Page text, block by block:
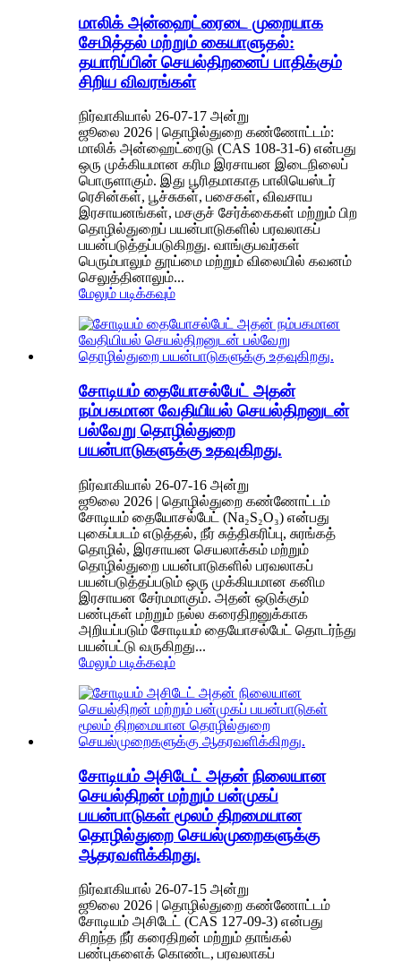
மாலிக் அன்ஹைட்ரைடை முறையாக
சேமித்தல் மற்றும் கையாளுதல்:
தயாரிப்பின் செயல்திறனைப் பாதிக்கும்
சிறிய விவரங்கள்
நிர்வாகியால் 26-07-17 அன்று
ஜூலை 2026 | தொழில்துறை கண்ணோட்டம்:
மாலிக் அன்ஹைட்ரைடு (CAS 108-31-6) என்பது
ஒரு முக்கியமான கரிம இரசாயன இடைநிலைப்
பொருளாகும். இது பூரிதமாகாத பாலியெஸ்டர்
ரெசின்கள், பூச்சுகள், பசைகள், விவசாய
இரசாயனங்கள், மசகுச் சேர்க்கைகள் மற்றும் பிற
தொழில்துறைப் பயன்பாடுகளில் பரவலாகப்
பயன்படுத்தப்படுகிறது. வாங்குபவர்கள்
பெரும்பாலும் தூய்மை மற்றும் விலையில் கவனம்
செலுத்தினாலும்...
மேலும் படிக்கவும்
சோடியம் தையோசல்பேட் அதன்
நம்பகமான வேதியியல் செயல்திறனுடன்
பல்வேறு தொழில்துறை
பயன்பாடுகளுக்கு உதவுகிறது.
நிர்வாகியால் 26-07-16 அன்று
ஜூலை 2026 | தொழில்துறை கண்ணோட்டம்
சோடியம் தையோசல்பேட் (Na₂S₂O₃) என்பது
புகைப்படம் எடுத்தல், நீர் சுத்திகரிப்பு, சுரங்கத்
தொழில், இரசாயன செயலாக்கம் மற்றும்
தொழில்துறை பயன்பாடுகளில் பரவலாகப்
பயன்படுத்தப்படும் ஒரு முக்கியமான கனிம
இரசாயன சேர்மமாகும். அதன் ஒடுக்கும்
பண்புகள் மற்றும் நல்ல கரைதிறனுக்காக
அறியப்படும் சோடியம் தையோசல்பேட் தொடர்ந்து
பயன்பட்டு வருகிறது...
மேலும் படிக்கவும்
சோடியம் அசிடேட் அதன் நிலையான
செயல்திறன் மற்றும் பன்முகப்
பயன்பாடுகள் மூலம் திறமையான
தொழில்துறை செயல்முறைகளுக்கு
ஆதரவளிக்கிறது.
நிர்வாகியால் 26-07-15 அன்று
ஜூலை 2026 | தொழில்துறை கண்ணோட்டம்
சோடியம் அசிடேட் (CAS 127-09-3) என்பது
சிறந்த நீர் கரைதிறன் மற்றும் தாங்கல்
பண்புகளைக் கொண்ட, பரவலாகப்